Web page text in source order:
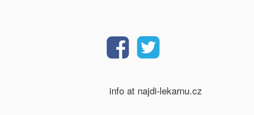
info at najdi-lekarnu.cz